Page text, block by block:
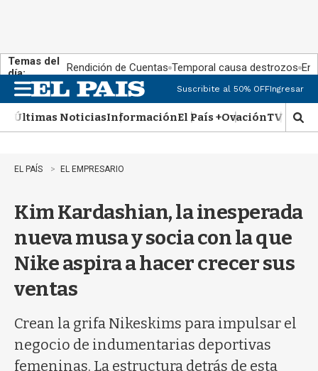
Temas del
día:
Rendición de Cuentas Temporal causa destrozos En
n
u
Suscribite al 50% OFFIngresar
Últimas NoticiasInformaciónEl País +OvaciónTV Show
M
o
r
b
EL PAÍS EL EMPRESARIO
Kim Kardashian, la inesperada
nueva musa y socia con la que
Nike aspira a hacer crecer sus
ventas
Crean la grifa Nikeskims para impulsar el
negocio de indumentarias deportivas
femeninas. La estructura detrás de esta